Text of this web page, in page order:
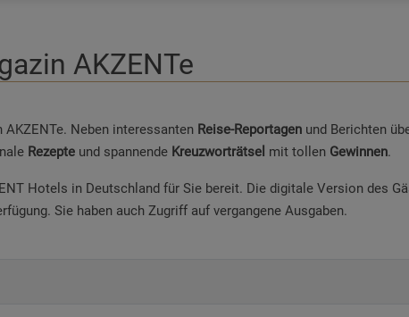
AKZENTe
Neben interessanten Reise-Reportagen und Berichten
Rezepte und spannende Kreuzworträtsel mit tollen Gewinnen.
Hotels in Deutschland für Sie bereit. Die digitale Version des
Sie haben auch Zugriff auf vergangene Ausgaben.